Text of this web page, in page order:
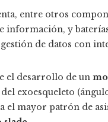
entre otros
información, y
de datos con
el desarrollo de un
exoesqueleto
mayor patrón de